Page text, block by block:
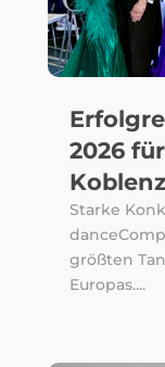
2026
Starke
größten
Europas....